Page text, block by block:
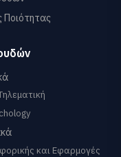
Ποιότητας
και Εφαρμογές